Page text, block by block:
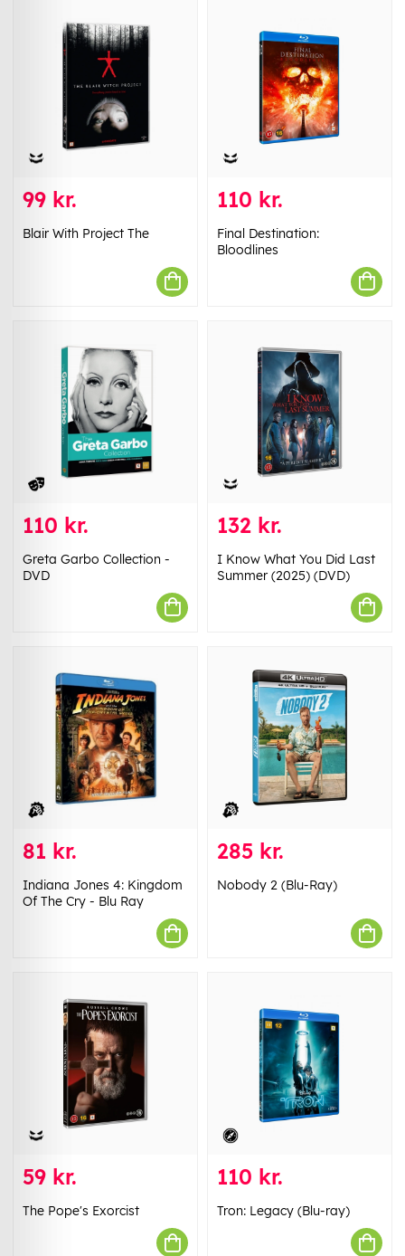
99 kr.
Blair With Project The
110 kr.
Final Destination:
Bloodlines
110 kr.
Greta Garbo Collection -
DVD
132 kr.
I Know What You Did Last
Summer (2025) (DVD)
81 kr.
Indiana Jones 4: Kingdom
Of The Cry - Blu Ray
285 kr.
Nobody 2 (Blu-Ray)
59 kr.
The Pope's Exorcist
110 kr.
Tron: Legacy (Blu-ray)